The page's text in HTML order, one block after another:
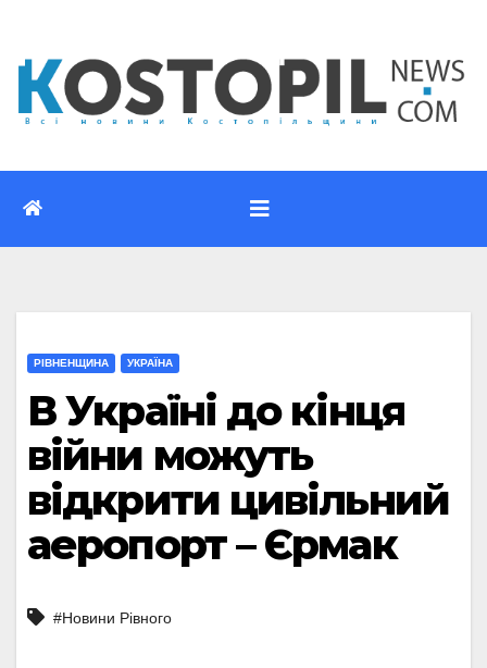
вмісту
РІВНЕНЩИНА УКРАЇНА
В Україні до кінця
війни можуть
відкрити цивільний
аеропорт – Єрмак
#Новини Рівного